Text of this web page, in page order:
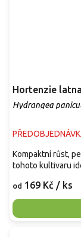
Hortenzie
Hydrangea
od 169 Kč / ks
Kompaktní růst,
tohoto kultivaru